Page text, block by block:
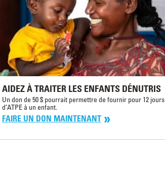
AIDEZ À TRAITER LES ENFANTS DÉNUTRIS
Un don de 50 $ pourrait permettre de fournir pour 12 jours
d’ATPE à un enfant.
FAIRE UN DON MAINTENANT